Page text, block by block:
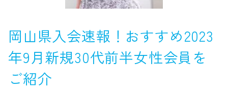
岡山県入会速報！おすすめ2023
年9月新規30代前半女性会員を
ご紹介